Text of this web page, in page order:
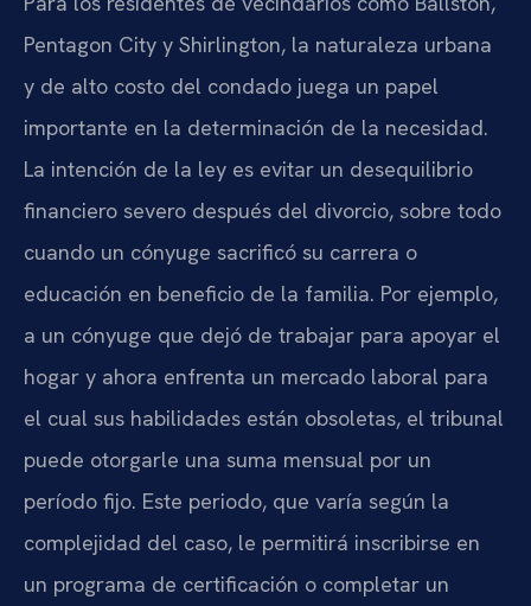
Pentagon City y Shirlington, la naturaleza urbana
y de alto costo del condado juega un papel
importante en la determinación de la necesidad.
La intención de la ley es evitar un desequilibrio
financiero severo después del divorcio, sobre todo
cuando un cónyuge sacrificó su carrera o
educación en beneficio de la familia. Por ejemplo,
a un cónyuge que dejó de trabajar para apoyar el
hogar y ahora enfrenta un mercado laboral para
el cual sus habilidades están obsoletas, el tribunal
puede otorgarle una suma mensual por un
período fijo. Este periodo, que varía según la
complejidad del caso, le permitirá inscribirse en
un programa de certificación o completar un